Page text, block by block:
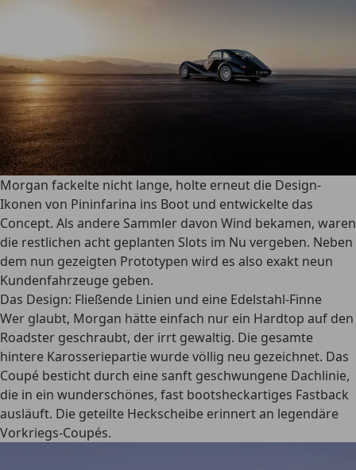
Morgan fackelte nicht lange, holte erneut die Design-
Ikonen von Pininfarina ins Boot und entwickelte das
Concept. Als andere Sammler davon Wind bekamen, waren
die restlichen acht geplanten Slots im Nu vergeben. Neben
dem nun gezeigten Prototypen wird es also exakt neun
Kundenfahrzeuge geben.
Das Design: Fließende Linien und eine Edelstahl-Finne
Wer glaubt, Morgan hätte einfach nur ein Hardtop auf den
Roadster geschraubt, der irrt gewaltig. Die gesamte
hintere Karosseriepartie wurde völlig neu gezeichnet. Das
Coupé besticht durch eine sanft geschwungene Dachlinie,
die in ein wunderschönes, fast bootsheckartiges Fastback
ausläuft. Die geteilte Heckscheibe erinnert an legendäre
Vorkriegs-Coupés.